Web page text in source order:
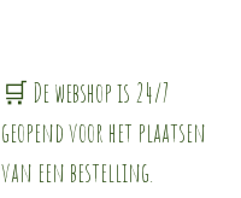
🛒 De webshop is 24/7
geopend voor het plaatsen
van een bestelling.